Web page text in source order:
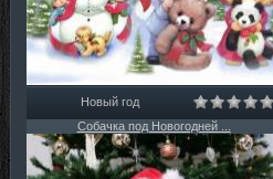
Новый год
Собачка под Новогодней ...